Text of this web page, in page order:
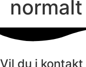
normalt
Vil du i kontakt